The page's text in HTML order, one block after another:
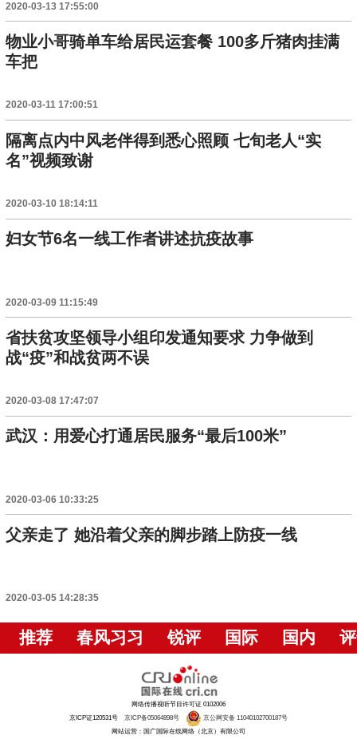
2020-03-13 17:55:00
物业小哥骑单车给居民运套餐 100多斤猪肉挂满
车把
2020-03-11 17:00:51
隔离点内中风老伴得到悉心照顾 七旬老人“实
名”视频致谢
2020-03-10 18:14:11
妇女节6名一线工作者讲述抗疫故事
2020-03-09 11:15:49
省扶贫攻坚领导小组印发通知要求 力争做到
战“疫”和战贫两不误
2020-03-08 17:47:07
武汉：用爱心打通居民服务“最后100米”
2020-03-06 10:33:25
父亲走了 她沿着父亲的脚步踏上防疫一线
2020-03-05 14:28:35
推荐 春风习习 锐评 国际 国内
网络传播视听节目许可证 0102006
京ICP证120531号 京ICP备05064898号
京公网安备 11040102700187号
网站运营：国广国际在线网络（北京）有限公司